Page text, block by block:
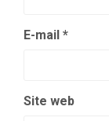
E-mail *
Site web